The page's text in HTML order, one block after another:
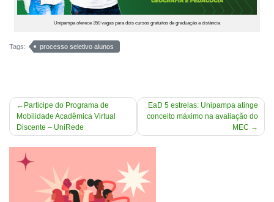
Unipampa oferece 350 vagas para dois cursos gratuitos de graduação a distância
Tags: processo seletivo alunos
Navegação
de
Post
Participe do Programa de
Mobilidade Acadêmica Virtual
Discente – UniRede
EaD 5 estrelas: Unipampa atinge
conceito máximo na avaliação do
MEC